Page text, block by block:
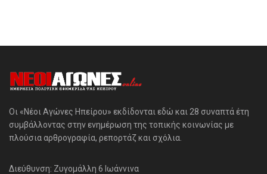
Οι «Νέοι Αγώνες Ηπείρου» εκδίδονται εδώ και 28 συναπτά έτη
συμβάλλοντας στην ενημέρωση της τοπικής κοινωνίας με
πλούσια αρθρογραφία, ρεπορτάζ και σχόλια.
Διεύθυνση: Ζυγομάλλη 6 Ιωάννινα